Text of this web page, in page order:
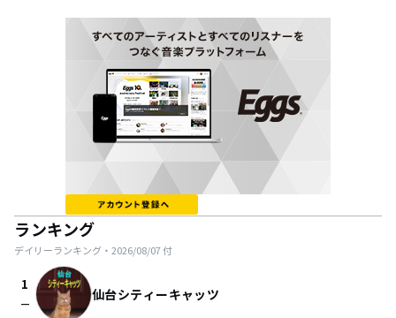
ランキング
デイリーランキング・ 2026/08/07付
1
check_indeterminate_small 仙台シティーキャッツ